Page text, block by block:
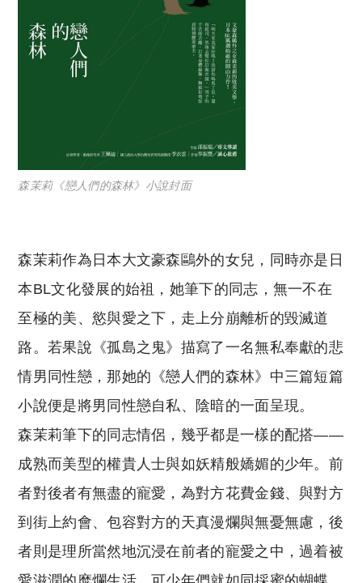
森茉莉《戀人們的森林》小說封面
森茉莉作為日本大文豪森鷗外的女兒，同時亦是日
本BL文化發展的始祖，她筆下的同志，無一不在
至極的美、慾與愛之下，走上分崩離析的毀滅道
路。若果說《孤島之鬼》描寫了一名無私奉獻的悲
情男同性戀，那她的《戀人們的森林》中三篇短篇
小說便是將男同性戀自私、陰暗的一面呈現。
森茉莉筆下的同志情侶，幾乎都是一樣的配搭——
成熟而美型的權貴人士與如妖精般嬌媚的少年。前
者對後者有無盡的寵愛，為對方花費金錢、與對方
到街上約會、包容對方的天真漫爛與無憂無慮，後
者則是理所當然地沉浸在前者的寵愛之中，過着被